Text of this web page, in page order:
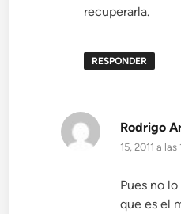
recuperarla.
RESPONDER
Rodrigo
15, 2011 a
Pues no
que es el